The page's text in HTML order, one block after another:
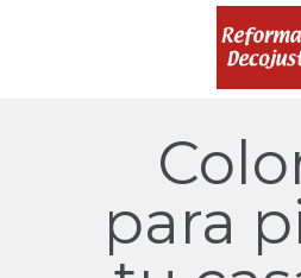
para